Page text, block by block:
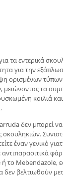
τα εντερικά
για την
ορισμένων
μειώνοντας τα
κοιλιά
δεν μπορεί
σκουληκιών.
έναν γενικό
αντιπαρασιτικά
το Mebendazole,
βελτιωθούν